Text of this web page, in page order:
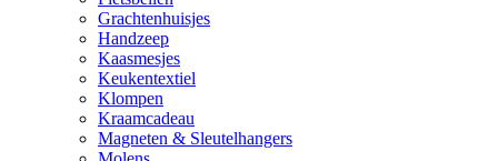
Grachtenhuisjes
Handzeep
Kaasmesjes
Keukentextiel
Klompen
Kraamcadeau
Magneten & Sleutelhangers